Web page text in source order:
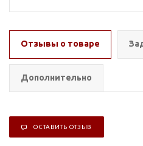
Отзывы о товаре
Дополнительно
ОСТАВИТЬ ОТЗЫВ